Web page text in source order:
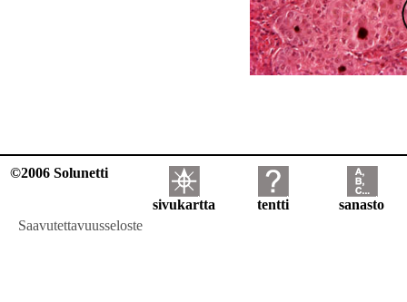
©2006 Solunetti
sivukartta tentti
sanasto
Saavutettavuusseloste